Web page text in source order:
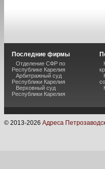
Последние фирмы
Отделение СФР по
Республике Карелия
Арбитражный суд
Республики Карелия
Верховный суд
Республики Карелия
© 2013-2026 Адреса